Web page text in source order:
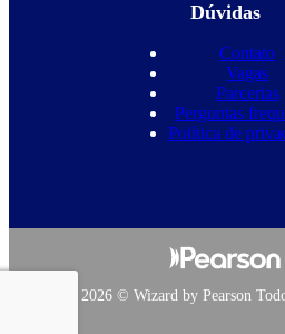
Dúvidas
Contato
Vagas
Parcerias
Perguntas
Política de
Copyright 2026 © Wizard by Pearson